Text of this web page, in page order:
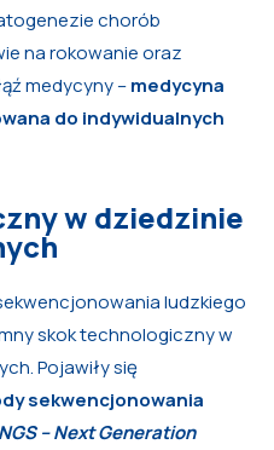
chorób
na rokowanie oraz
medycyny –medycyna
do indywidualnych
w dziedzinie
ludzkiego
skok technologiczny w
Pojawiły się
sekwencjonowania
NGS – Next Generation